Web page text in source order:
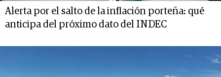
Alerta por el salto de la inflación porteña: qué
anticipa del próximo dato del INDEC